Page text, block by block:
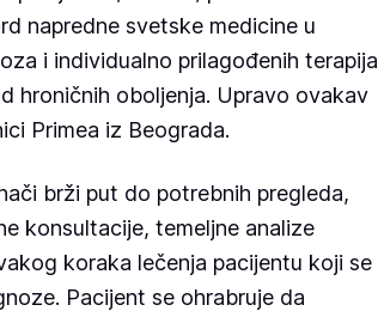
napredne svetske medicine u
i individualno prilagođenih terapija
hroničnih oboljenja. Upravo ovakav
Primea iz Beograda.
brži put do potrebnih pregleda,
konsultacije, temeljne analize
koraka lečenja pacijentu koji se
Pacijent se ohrabruje da